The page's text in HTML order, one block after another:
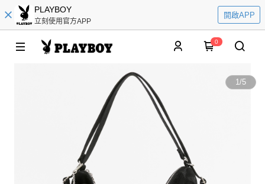
PLAYBOY
立刻使用官方APP
開啟APP
0
1/5